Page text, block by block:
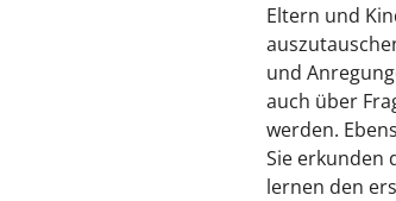
Eltern und
und
auch über
werden.
Sie erkunden
lernen den